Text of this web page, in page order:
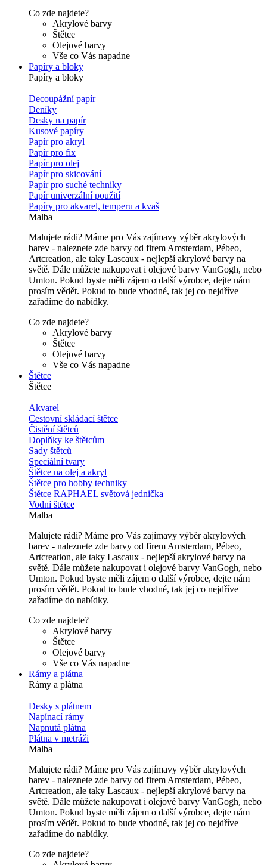
Co zde najdete?
Akrylové barvy
Štětce
Olejové barvy
Vše co Vás napadne
Papíry a bloky
Papíry a bloky
Decoupážní papír
Deníky
Desky na papír
Kusové papíry
Papír pro akryl
Papír pro fix
Papír pro olej
Papír pro skicování
Papír pro suché techniky
Papír univerzální použití
Papíry pro akvarel, temperu a kvaš
Malba
Malujete rádi? Máme pro Vás zajímavy výběr akrylových
barev - naleznete zde barvy od firem Amsterdam, Pébeo,
Artcreation, ale taky Lascaux - nejlepší akrylové barvy na
světě. Dále můžete nakupovat i olejové barvy VanGogh, nebo
Umton. Pokud byste měli zájem o další výrobce, dejte nám
prosím vědět. Pokud to bude vhodné, tak jej co nejdříve
zařadíme do nabídky.
Co zde najdete?
Akrylové barvy
Štětce
Olejové barvy
Vše co Vás napadne
Štětce
Štětce
Akvarel
Cestovní skládací štětce
Čistění štětců
Doplňky ke štětcům
Sady štětců
Speciální tvary
Štětce na olej a akryl
Štětce pro hobby techniky
Štětce RAPHAEL světová jednička
Vodní štětce
Malba
Malujete rádi? Máme pro Vás zajímavy výběr akrylových
barev - naleznete zde barvy od firem Amsterdam, Pébeo,
Artcreation, ale taky Lascaux - nejlepší akrylové barvy na
světě. Dále můžete nakupovat i olejové barvy VanGogh, nebo
Umton. Pokud byste měli zájem o další výrobce, dejte nám
prosím vědět. Pokud to bude vhodné, tak jej co nejdříve
zařadíme do nabídky.
Co zde najdete?
Akrylové barvy
Štětce
Olejové barvy
Vše co Vás napadne
Rámy a plátna
Rámy a plátna
Desky s plátnem
Napínací rámy
Napnutá plátna
Plátna v metráži
Malba
Malujete rádi? Máme pro Vás zajímavy výběr akrylových
barev - naleznete zde barvy od firem Amsterdam, Pébeo,
Artcreation, ale taky Lascaux - nejlepší akrylové barvy na
světě. Dále můžete nakupovat i olejové barvy VanGogh, nebo
Umton. Pokud byste měli zájem o další výrobce, dejte nám
prosím vědět. Pokud to bude vhodné, tak jej co nejdříve
zařadíme do nabídky.
Co zde najdete?